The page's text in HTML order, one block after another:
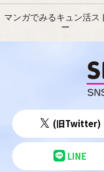
マンガでみるキュン活ス
ー
(旧Twitter)
LINE